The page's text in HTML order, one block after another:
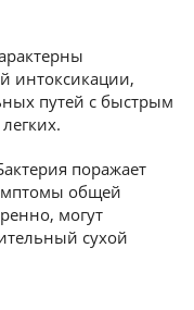
интоксикации,
путей с быстрым
поражает
общей
могут
сухой